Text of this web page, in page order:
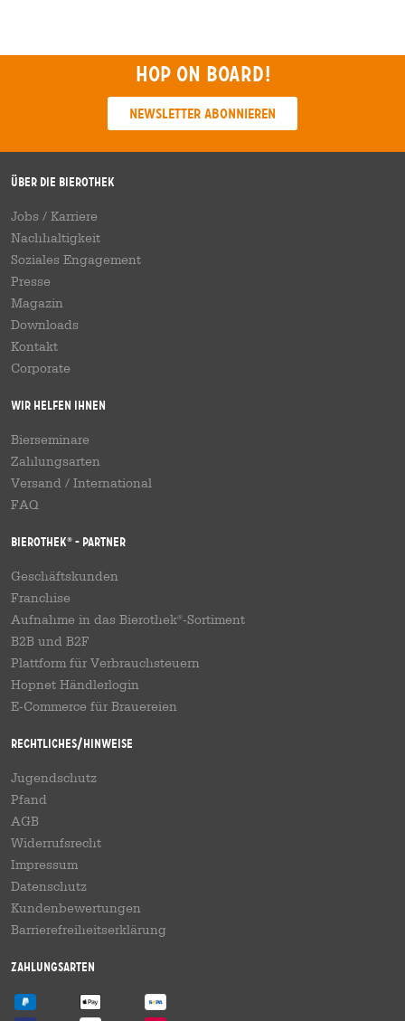
Hop on board!
Newsletter abonnieren
Über die Bierothek
Jobs / Karriere
Nachhaltigkeit
Soziales Engagement
Presse
Magazin
Downloads
Kontakt
Corporate
Wir helfen Ihnen
Bierseminare
Zahlungsarten
Versand / International
FAQ
Bierothek® - Partner
Geschäftskunden
Franchise
Aufnahme in das Bierothek®-Sortiment
B2B und B2F
Plattform für Verbrauchsteuern
Hopnet Händlerlogin
E-Commerce für Brauereien
Rechtliches/Hinweise
Jugendschutz
Pfand
AGB
Widerrufsrecht
Impressum
Datenschutz
Kundenbewertungen
Barrierefreiheitserklärung
Zahlungsarten